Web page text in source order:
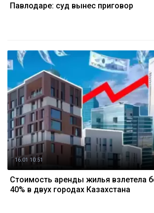
Павлодаре: суд вынес приговор
16.01 10:51
Стоимость аренды жилья взлетела
40% в двух городах Казахстана